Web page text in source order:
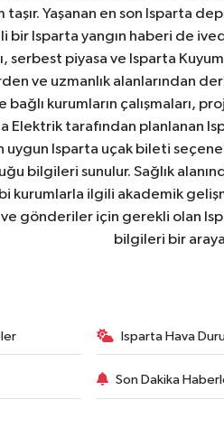
Yaşanan en son Isparta
Isparta yangın haberi de
serbest piyasa ve Isparta
ve uzmanlık alanlarından
bağlı kurumların çalışmaları,
Elektrik tarafından planlanan
uygun Isparta uçak bileti
bilgileri sunulur. Sağlık
kurumlarla ilgili akademik
gönderiler için gerekli olan
bilgileri bir
Isparta Hava
Son Dakika